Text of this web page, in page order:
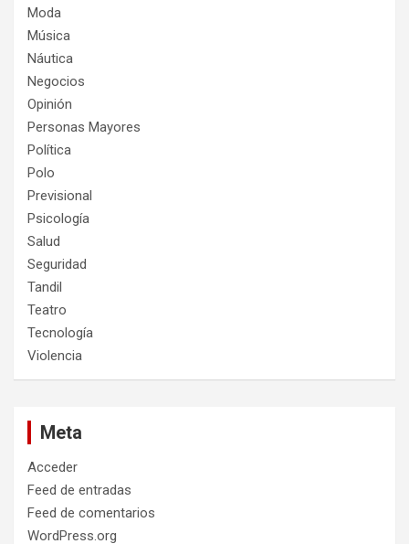
Moda
Música
Náutica
Negocios
Opinión
Personas Mayores
Política
Polo
Previsional
Psicología
Salud
Seguridad
Tandil
Teatro
Tecnología
Violencia
Meta
Acceder
Feed de entradas
Feed de comentarios
WordPress.org